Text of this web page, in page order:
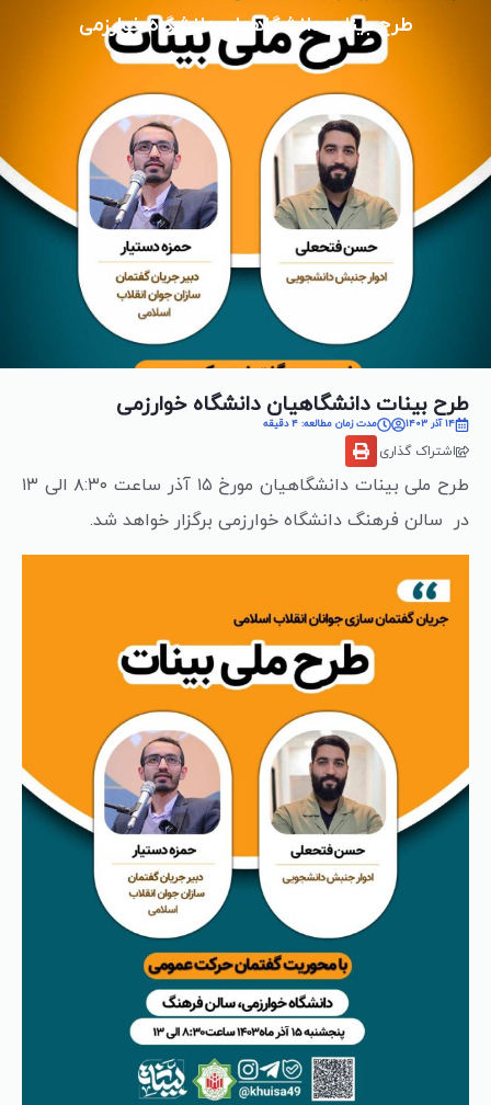
طرح بینات دانشگاهیان دانشگاه خوارزمی
طرح بینات دانشگاهیان دانشگاه خوارزمی
14 آذر 1403 مدت زمان مطالعه: 4 دقیقه
اشتراک گذاری
طرح ملی بینات دانشگاهیان مورخ ۱۵ آذر ساعت ۸:۳۰ الی
۱۳
در سالن فرهنگ دانشگاه خوارزمی برگزار خواهد شد.